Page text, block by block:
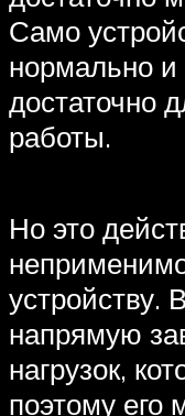
Само
нормально и
достаточно
работы.
Но это
устройству.
напрямую
нагрузок,
поэтому его